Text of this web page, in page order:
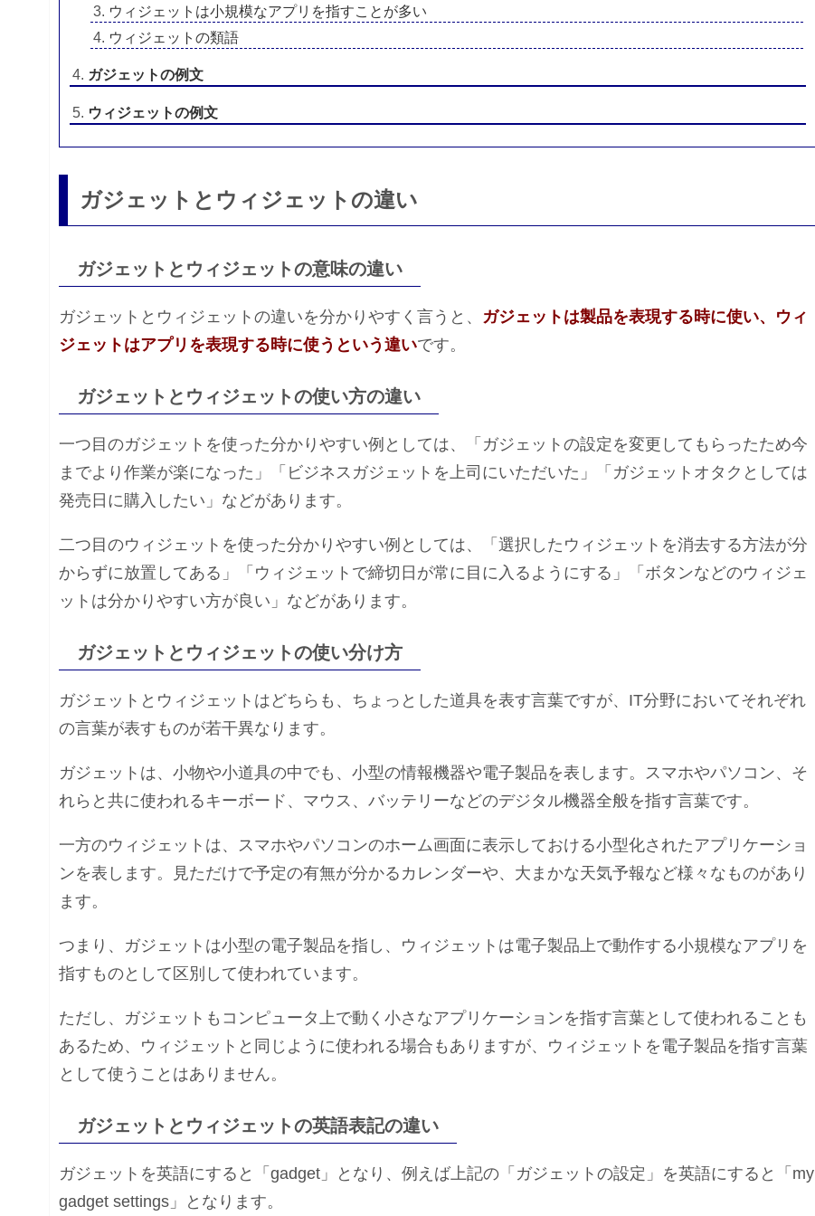
ウィジェットは小規模なアプリを指すことが多い
ウィジェットの類語
ガジェットの例文
ウィジェットの例文
ガジェットとウィジェットの違い
ガジェットとウィジェットの意味の違い
ガジェットとウィジェットの違いを分かりやすく言うと、 ガジェットは製品を表現する時に使い、ウィ
ジェットはアプリを表現する時に使うという違いです。
ガジェットとウィジェットの使い方の違い
一つ目のガジェットを使った分かりやすい例としては、「ガジェットの設定を変更してもらったため今
までより作業が楽になった」「ビジネスガジェットを上司にいただいた」「ガジェットオタクとしては
発売日に購入したい」などがあります。
二つ目のウィジェットを使った分かりやすい例としては、「選択したウィジェットを消去する方法が分
からずに放置してある」「ウィジェットで締切日が常に目に入るようにする」「ボタンなどのウィジェ
ットは分かりやすい方が良い」などがあります。
ガジェットとウィジェットの使い分け方
ガジェットとウィジェットはどちらも、ちょっとした道具を表す言葉ですが、IT分野においてそれぞれ
の言葉が表すものが若干異なります。
ガジェットは、小物や小道具の中でも、小型の情報機器や電子製品を表します。スマホやパソコン、そ
れらと共に使われるキーボード、マウス、バッテリーなどのデジタル機器全般を指す言葉です。
一方のウィジェットは、スマホやパソコンのホーム画面に表示しておける小型化されたアプリケーショ
ンを表します。見ただけで予定の有無が分かるカレンダーや、大まかな天気予報など様々なものがあり
ます。
つまり、ガジェットは小型の電子製品を指し、ウィジェットは電子製品上で動作する小規模なアプリを
指すものとして区別して使われています。
ただし、ガジェットもコンピュータ上で動く小さなアプリケーションを指す言葉として使われることも
あるため、ウィジェットと同じように使われる場合もありますが、ウィジェットを電子製品を指す言葉
として使うことはありません。
ガジェットとウィジェットの英語表記の違い
ガジェットを英語にすると「gadget」となり、例えば上記の「ガジェットの設定」を英語にすると「my
gadget settings」となります。